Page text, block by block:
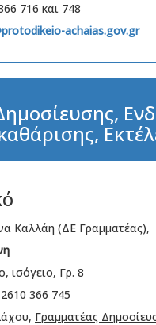
716 και 748
achaias.gov.gr
Καλλάη (ΔΕ Γραμματέας),
ισόγειο, Γρ. 8
366 745
Γραμματέας